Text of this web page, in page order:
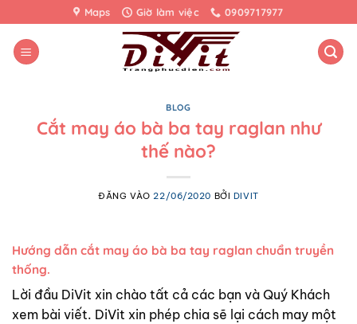
qua
nội
dung
Maps Giờ làm việc 0909717977
BLOG
Cắt may áo bà ba tay raglan như
thế nào?
ĐĂNG VÀO 22/06/2020 BỞI DIVIT
Hướng dẫn cắt may áo bà ba tay raglan chuẩn truyền
thống.
Lời đầu DiVit xin chào tất cả các bạn và Quý Khách
xem bài viết. DiVit xin phép chia sẽ lại cách may một